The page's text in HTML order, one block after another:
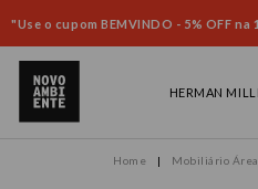
"Use o cupom BEMVINDO - 5% OFF
HERMAN
Mobiliário